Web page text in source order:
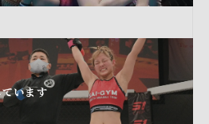
います